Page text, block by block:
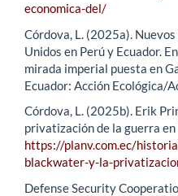
economica-del/
Córdova, L. (2025a).
Unidos en Perú y Ecuador.
mirada imperial puesta en
Ecuador: Acción Ecológica/
Córdova, L. (2025b). Erik
privatización de la guerra en
https://planv.com.ec/
blackwater-y-la-
Defense Security